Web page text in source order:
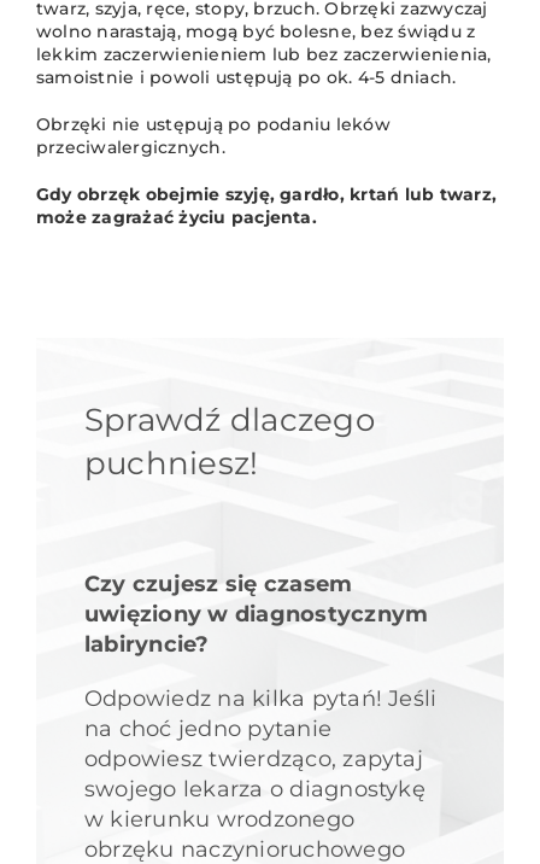
twarz, szyja, ręce, stopy, brzuch. Obrzęki zazwyczaj
wolno narastają, mogą być bolesne, bez świądu z
lekkim zaczerwienieniem lub bez zaczerwienienia,
samoistnie i powoli ustępują po ok. 4-5 dniach.
Obrzęki nie ustępują po podaniu leków
przeciwalergicznych.
Gdy obrzęk obejmie szyję, gardło, krtań lub twarz,
może zagrażać życiu pacjenta.
Sprawdź dlaczego
puchniesz!
Czy czujesz się czasem
uwięziony w diagnostycznym
labiryncie?
Odpowiedz na kilka pytań! Jeśli
na choć jedno pytanie
odpowiesz twierdząco, zapytaj
swojego lekarza o diagnostykę
w kierunku wrodzonego
obrzęku naczynioruchowego